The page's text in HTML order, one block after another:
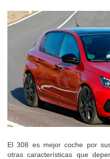
El 308 es mejor coche por
otras características que